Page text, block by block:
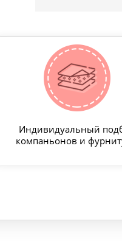
Индивидуальный
компаньонов и